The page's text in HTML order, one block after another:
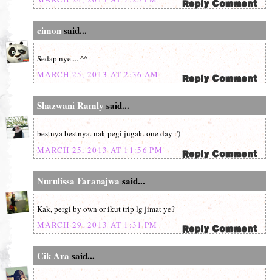
cimonsaid...
Sedap nye.... ^^
MARCH 25, 2013 AT 2:36 AM
Shazwani Ramly said...
bestnya bestnya. nak pegi jugak. one day :')
MARCH 25, 2013 AT 11:56 PM
Nurulissa Faranajwa said...
Kak, pergi by own or ikut trip lg jimat ye?
MARCH 29, 2013 AT 1:31 PM
Cik Ara said...